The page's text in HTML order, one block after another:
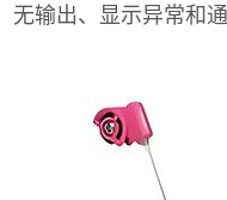
输出、显示异常和